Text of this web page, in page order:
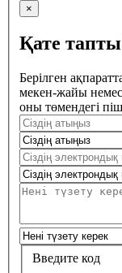
×
Қате
Берілген
мекен-жайы
оны төмендегі
Введите код